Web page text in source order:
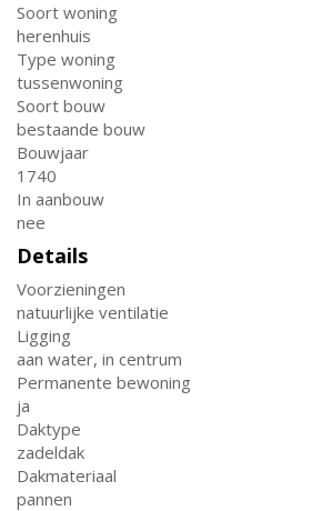
Soort woning
herenhuis
Type woning
tussenwoning
Soort bouw
bestaande bouw
Bouwjaar
1740
In aanbouw
nee
Details
Voorzieningen
natuurlijke ventilatie
Ligging
aan water, in centrum
Permanente bewoning
ja
Daktype
zadeldak
Dakmateriaal
pannen